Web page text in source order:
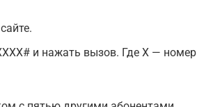
и нажать вызов. Где Х — номер